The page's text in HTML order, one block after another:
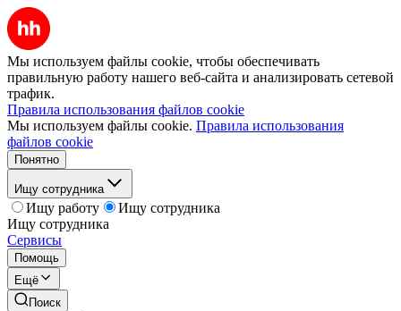
Мы используем файлы cookie, чтобы обеспечивать
правильную работу нашего веб-сайта и анализировать сетевой
трафик.
Правила использования файлов cookie
Мы используем файлы cookie. Правила использования
файлов cookie
Понятно
Ищу сотрудника
Ищу работу
Ищу сотрудника
Ищу сотрудника
Сервисы
Помощь
Ещё
Поиск